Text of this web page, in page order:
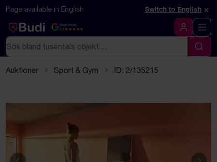
Hoppa till innehåll
Textbaserad (markdown) version av denna sida
Page available in English Switch to English ×
Google Rating
4.5
Logga in
Sök
Sök
Auktioner Sport & Gym ID: 2/135215